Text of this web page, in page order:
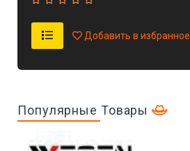
Добавить в избранное
Популярные Товары